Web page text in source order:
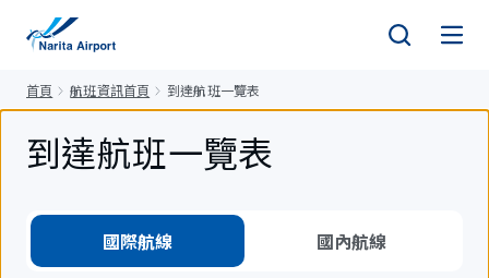
首頁 航班資訊首頁 到達航班一覽表
到達航班一覽表
國際航線 國內航線